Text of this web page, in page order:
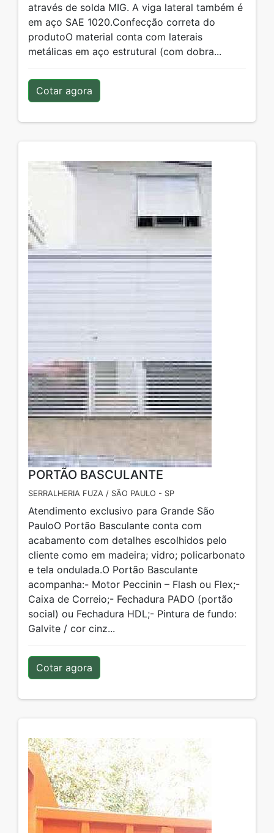
através de solda MIG. A viga lateral também é
em aço SAE 1020.Confecção correta do
produtoO material conta com laterais
metálicas em aço estrutural (com dobra...
Cotar agora
PORTÃO BASCULANTE
SERRALHERIA FUZA / SÃO PAULO - SP
Atendimento exclusivo para Grande São
PauloO Portão Basculante conta com
acabamento com detalhes escolhidos pelo
cliente como em madeira; vidro; policarbonato
e tela ondulada.O Portão Basculante
acompanha:- Motor Peccinin – Flash ou Flex;-
Caixa de Correio;- Fechadura PADO (portão
social) ou Fechadura HDL;- Pintura de fundo:
Galvite / cor cinz...
Cotar agora